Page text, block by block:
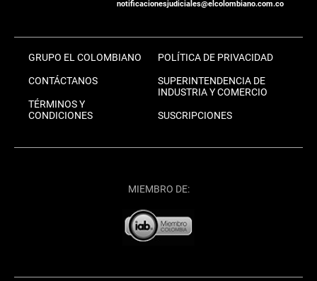
notificacionesjudiciales@elcolombiano.com.co
GRUPO EL COLOMBIANO
CONTÁCTANOS
TÉRMINOS Y
CONDICIONES
POLÍTICA DE PRIVACIDAD
SUPERINTENDENCIA DE
INDUSTRIA Y COMERCIO
SUSCRIPCIONES
MIEMBRO DE: